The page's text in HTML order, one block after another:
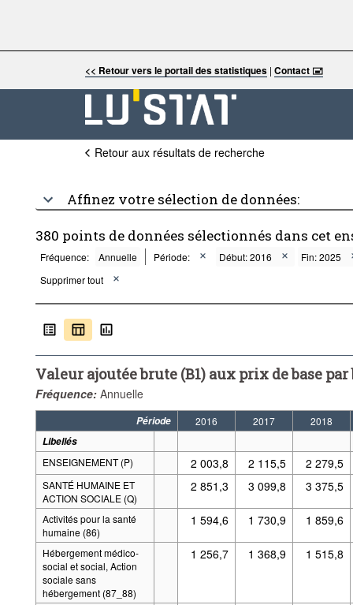
<< Retour vers le portail des statistiques| Contact 🖃
Retour aux résultats de recherche
Affinez votre sélection de données:
380 points de données sélectionnés dans cet
Fréquence: Annuelle Période: Début: 2016
Fin: 2025
Supprimer tout
Valeur ajoutée brute (B1) aux prix de base
Fréquence: Annuelle
Période 2016 2017
2018
Libellés
ENSEIGNEMENT (P)
2 003,8 2 115,5 2 279,5
SANTÉ HUMAINE ET
ACTION SOCIALE (Q)
2 851,3 3 099,8 3 375,5
Activités pour la santé
humaine (86)
1 594,6 1 730,9 1 859,6
Hébergement médico-
social et social, Action
sociale sans
hébergement (87_88)
1 256,7 1 368,9 1 515,8